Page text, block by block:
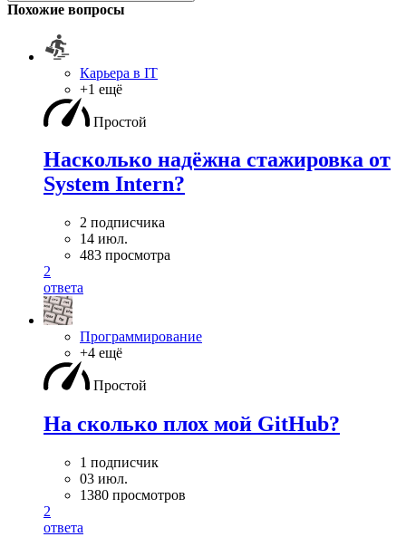
Похожие вопросы
Карьера в IT
+1 ещё
Простой
Насколько надёжна стажировка от
System Intern?
2 подписчика
14 июл.
483 просмотра
2
ответа
Программирование
+4 ещё
Простой
На сколько плох мой GitHub?
1 подписчик
03 июл.
1380 просмотров
2
ответа